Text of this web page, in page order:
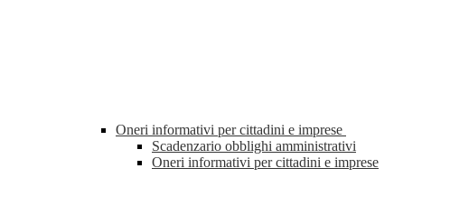
Oneri informativi per cittadini e imprese
Scadenzario obblighi amministrativi
Oneri informativi per cittadini e imprese